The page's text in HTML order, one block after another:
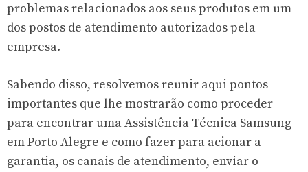
problemas relacionados aos seus produtos em um
dos postos de atendimento autorizados pela
empresa.
Sabendo disso, resolvemos reunir aqui pontos
importantes que lhe mostrarão como proceder
para encontrar uma Assistência Técnica Samsung
em Porto Alegre e como fazer para acionar a
garantia, os canais de atendimento, enviar o